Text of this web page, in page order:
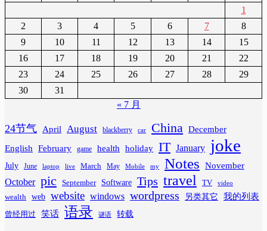
1
2
3 4 5 6 7
8
9
10 11 12 13 14
15
16
17 18 19 20 21
22
23
24 25 26 27 28
29
30
31
« 7 月
24节气 April August blackberry car China
December
English
February game health holiday IT January joke
July June laptop live March May Mobile my Notes November
October pic September Software Tips travel TV video
wealth web website windows wordpress 另类其它 我的列表
曾经用过 笑话 语录 谜语 转载